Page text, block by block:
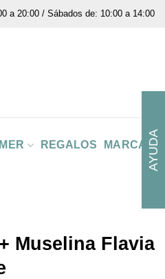
a 20:00 / Sábados de: 10:00 a 14:00
REGALOS MARCAS
Muselina Flavia
AYUDA